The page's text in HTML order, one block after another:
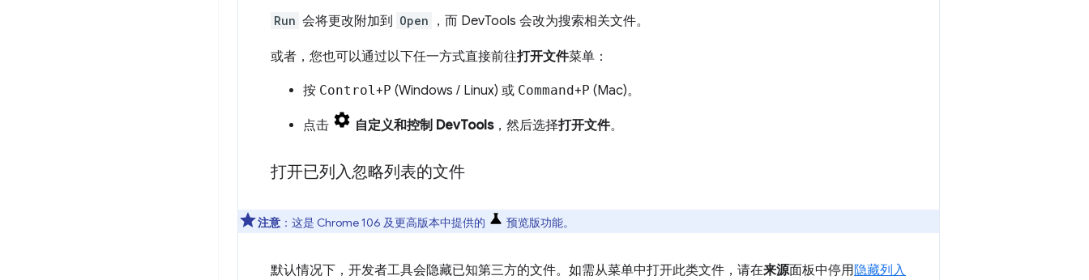
Run 会将更改附加到 Open ，而 DevTools 会改为搜索相关文件。
或者，您也可以通过以下任一方式直接前往打开文件菜单：
按 Control+ P (Windows / Linux) 或 Command+ P (Mac)。
点击 自定义和控制 DevTools，然后选择打开文件。
打开已列入忽略列表的文件
注意 ：这是 Chrome 106 及更高版本中提供的 预览版功能。
默认情况下，开发者工具会隐藏已知第三方的文件。如需从菜单中打开此类文件，请在来源面板中停用隐藏列入